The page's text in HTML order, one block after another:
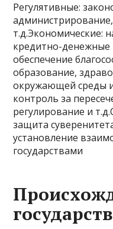
Регулятивные:
т.д.Экономические:
кредитно-денежные
обеспечение
образование,
окружающей среды
контроль за
регулирование и
защита
установление
государствами